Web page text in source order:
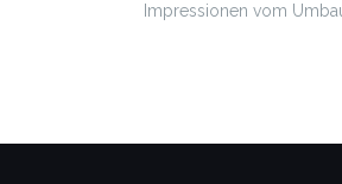
Impressionen vom